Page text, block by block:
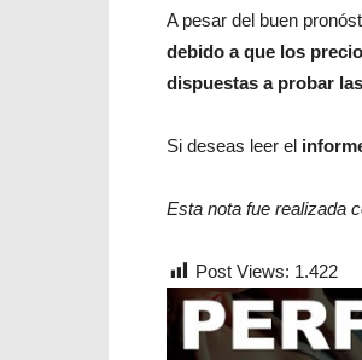
A pesar del buen
debido a que los
dispuestas a probar
Si deseas leer el
Esta nota fue realizada
Post Views: 1.422